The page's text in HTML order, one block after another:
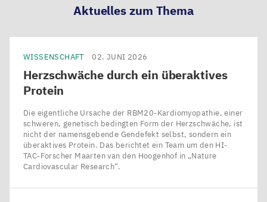
Aktuelles zum Thema
WISSENSCHAFT 02. JUNI 2026
Herzschwäche durch ein überaktives
Protein
Die eigentliche Ursache der RBM20-Kardiomyopathie, einer
schweren, genetisch bedingten Form der Herzschwäche, ist
nicht der namensgebende Gendefekt selbst, sondern ein
überaktives Protein. Das berichtet ein Team um den HI-
TAC-Forscher Maarten van den Hoogenhof in ​„Nature
Cardiovascular Research“.